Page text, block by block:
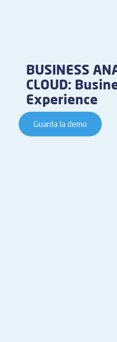
BUSINESS
CLOUD:
Experience
Guarda la demo